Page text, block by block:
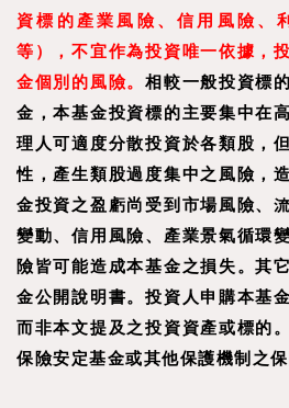
資標的產業風險、信用風險、
等），不宜作為投資唯一依據，
金個別的風險。相較一般投資標
金，本基金投資標的主要集中在
理人可適度分散投資於各類股，
性，產生類股過度集中之風險，
金投資之盈虧尚受到市場風險、
變動、信用風險、產業景氣循環
險皆可能造成本基金之損失。其
金公開說明書。投資人申購本基
而非本文提及之投資資產或標的
保險安定基金或其他保護機制之保